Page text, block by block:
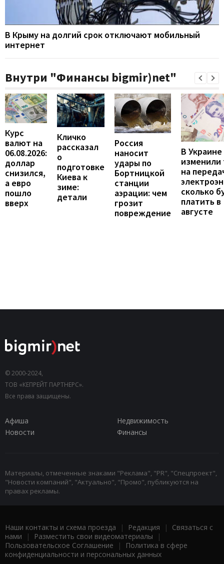
В Крыму на долгий срок отключают мобильный
интернет
Внутри "Финансы bigmir)net"
Курс
валют на
06.08.2026:
доллар
снизился,
а евро
пошло
вверх
Кличко
рассказал
о
подготовке
Киева к
зиме:
детали
Россия
наносит
удары по
Бортницкой
станции
аэрации: чем
грозит
повреждение
В Украине
на
сколько
платить в
августе
© 2000-2024,
ТОВ «КЕПРЕЙТ ПАРТНЕРС».
Все права защищены.
Афиша
Недвижимость
Новости
Финансы
Материалы, отмеченные знаками "Реклама", "PR", "Спецпроект",
"Новости компаний", "Актуально", "Промо", публикуются на
правах рекламы.
Наши контакты и схема проезда | Редакция | Связаться с
нами | Разместить свои видеоматериалы |
Пользовательское Соглашение |
Политика в сфере
конфиденциальности и персональных данных